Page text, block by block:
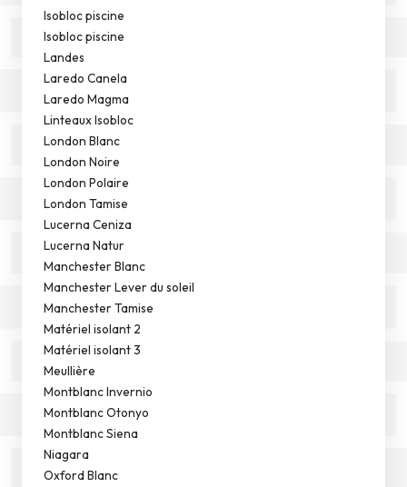
Isobloc piscine
Isobloc piscine
Landes
Laredo Canela
Laredo Magma
Linteaux Isobloc
London Blanc
London Noire
London Polaire
London Tamise
Lucerna Ceniza
Lucerna Natur
Manchester Blanc
Manchester Lever du soleil
Manchester Tamise
Matériel isolant 2
Matériel isolant 3
Meullière
Montblanc Invernio
Montblanc Otonyo
Montblanc Siena
Niagara
Oxford Blanc